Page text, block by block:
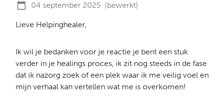
04 september 2025 (bewerkt)
Lieve Helpinghealer,
Ik wil je bedanken voor je reactie je bent een stuk
verder in je healings proces, ik zit nog steeds in de fase
dat ik nazorg zoek of een plek waar ik me veilig voel en
mijn verhaal kan vertellen wat me is overkomen!